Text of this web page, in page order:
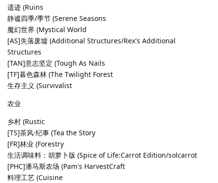
遗迹 (Ruins
静谧四季/季节 (Serene Seasons
魔幻世界 (Mystical World
[AS]失落废墟 (Additional Structures/Rex's Additional
Structures
[TAN]意志坚定 (Tough As Nails
[TF]暮色森林 (The Twilight Forest
生存主义 (Survivalist
农业
乡村 (Rustic
[TS]茶风·纪事 (Tea the Story
[FR]林业 (Forestry
生活调味料：胡萝卜版 (Spice of Life:Carrot Edition/solcarrot
[PHC]潘马斯农场 (Pam's HarvestCraft
料理工艺 (Cuisine